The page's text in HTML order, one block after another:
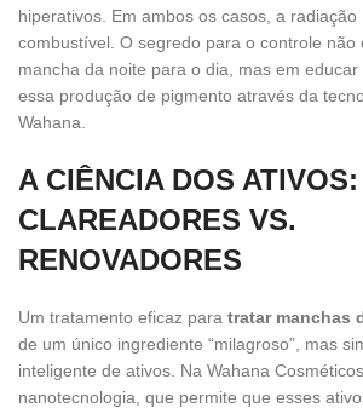
hiperativos. Em ambos os casos, a radiação
combustível. O segredo para o controle não
mancha da noite para o dia, mas em
essa produção de pigmento através da
Wahana.
A CIÊNCIA DOS ATIVOS:
CLAREADORES VS.
RENOVADORES
Um tratamento eficaz para tratar manchas
de um único ingrediente “milagroso”, mas
inteligente de ativos. Na Wahana
nanotecnologia, que permite que esses